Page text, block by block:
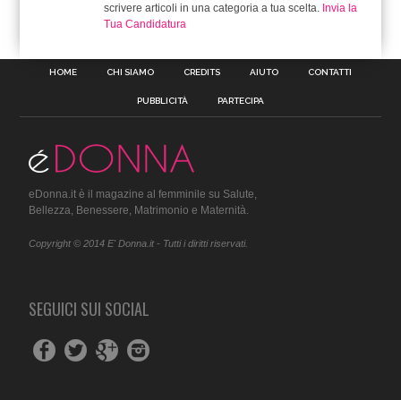
scrivere articoli in una categoria a tua scelta. Invia la
Tua Candidatura
HOME CHI SIAMO CREDITS AIUTO CONTATTI
PUBBLICITÀ PARTECIPA
eDonna.it è il magazine al femminile su Salute,
Bellezza, Benessere, Matrimonio e Maternità.
Copyright © 2014 E' Donna.it - Tutti i diritti riservati.
SEGUICI SUI SOCIAL